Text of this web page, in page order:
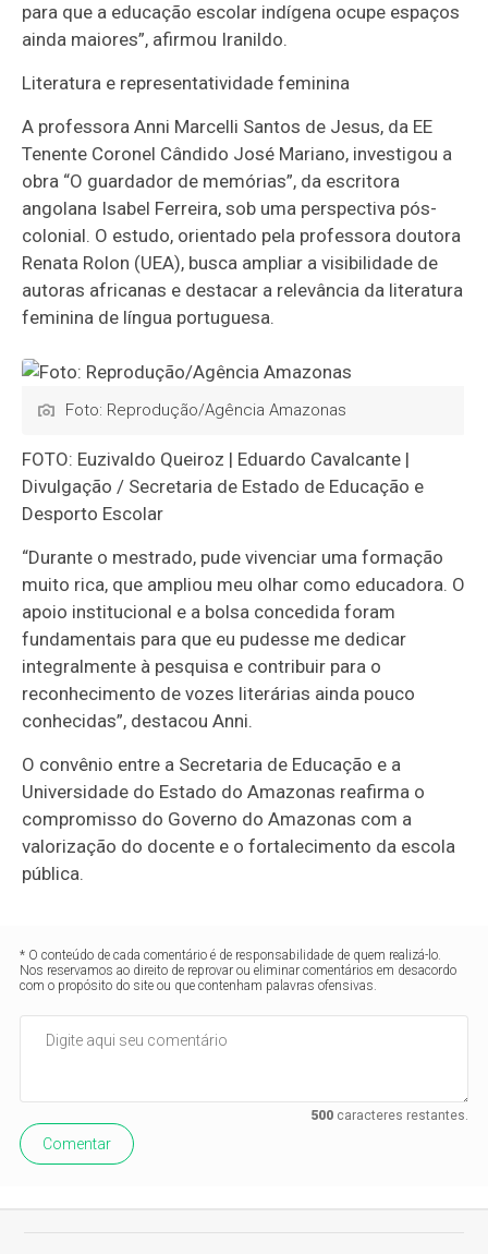
para que a educação escolar indígena ocupe espaços
ainda maiores”, afirmou Iranildo.
Literatura e representatividade feminina
A professora Anni Marcelli Santos de Jesus, da EE
Tenente Coronel Cândido José Mariano, investigou a
obra “O guardador de memórias”, da escritora
angolana Isabel Ferreira, sob uma perspectiva pós-
colonial. O estudo, orientado pela professora doutora
Renata Rolon (UEA), busca ampliar a visibilidade de
autoras africanas e destacar a relevância da literatura
feminina de língua portuguesa.
Foto: Reprodução/Agência Amazonas
FOTO: Euzivaldo Queiroz | Eduardo Cavalcante |
Divulgação / Secretaria de Estado de Educação e
Desporto Escolar
“Durante o mestrado, pude vivenciar uma formação
muito rica, que ampliou meu olhar como educadora. O
apoio institucional e a bolsa concedida foram
fundamentais para que eu pudesse me dedicar
integralmente à pesquisa e contribuir para o
reconhecimento de vozes literárias ainda pouco
conhecidas”, destacou Anni.
O convênio entre a Secretaria de Educação e a
Universidade do Estado do Amazonas reafirma o
compromisso do Governo do Amazonas com a
valorização do docente e o fortalecimento da escola
pública.
* O conteúdo de cada comentário é de responsabilidade de quem realizá-lo.
Nos reservamos ao direito de reprovar ou eliminar comentários em desacordo
com o propósito do site ou que contenham palavras ofensivas.
500caracteres restantes.
Comentar